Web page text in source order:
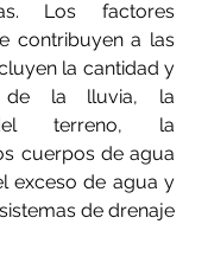
Los factores
contribuyen a las
la cantidad y
de la lluvia, la
terreno, la
cuerpos de agua
exceso de agua y
de drenaje